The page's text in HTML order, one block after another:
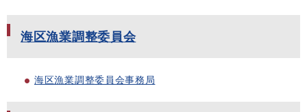
海区漁業調整委員会
海区漁業調整委員会事務局